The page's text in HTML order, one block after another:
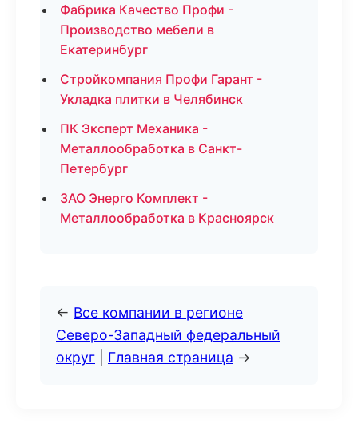
Фабрика Качество Профи -
Производство мебели в
Екатеринбург
Стройкомпания Профи Гарант -
Укладка плитки в Челябинск
ПК Эксперт Механика -
Металлообработка в Санкт-
Петербург
ЗАО Энерго Комплект -
Металлообработка в Красноярск
← Все компании в регионе
Северо-Западный федеральный
округ
Главная страница →